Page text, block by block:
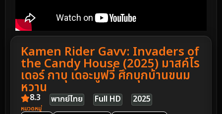
Kamen Rider Gavv: Invaders of
the Candy House (2025) มาสค์ไร
เดอร์ กาบุ เดอะมูฟวี่ ศึกบุกบ้านขนม
หวาน
8.3 พากย์ไทย Full HD 2025
หมวดหมู่